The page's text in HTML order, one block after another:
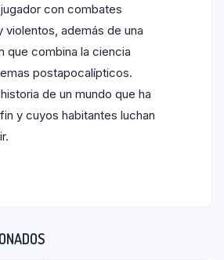
con combates
violentos, además de una
que combina la ciencia
postapocalípticos.
de un mundo que ha
y cuyos habitantes luchan